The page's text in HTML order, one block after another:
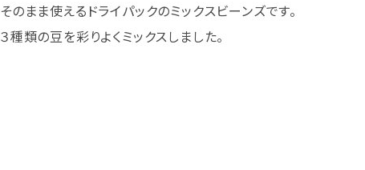
そのまま使えるドライパックのミックスビーンズです。
３種類の豆を彩りよくミックスしました。